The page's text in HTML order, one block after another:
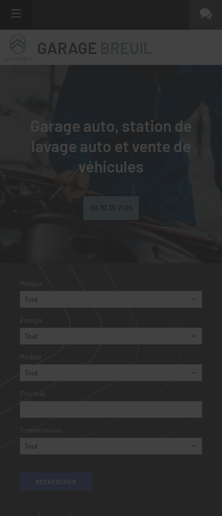
GARAGE
Garage auto, station de
lavage auto et vente de
véhicules
09 70 35 71 85
Marque
Énergie
Modèle
Prix max
Transmission